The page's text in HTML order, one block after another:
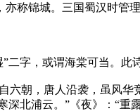
亦称锦城。三国蜀汉时管
二字，或谓海棠可当。此
六朝，唐人沿袭，虽风
深北浦云。”《夜》：“